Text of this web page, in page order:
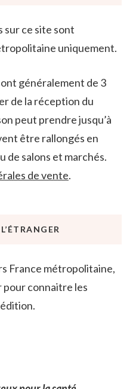
sur ce site sont
uniquement.
généralement de 3
de la réception du
peut prendre jusqu’à
être rallongés en
de salons et marchés.
de vente.
France métropolitaine,
connaitre les